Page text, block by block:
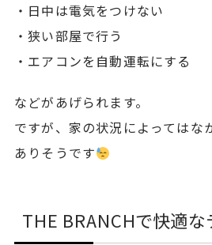
・日中は電気をつけない
・狭い部屋で行う
・エアコンを自動運転にする
などがあげられます。
ですが、家の状況によってはな
ありそうです
THE BRANCHで快適な